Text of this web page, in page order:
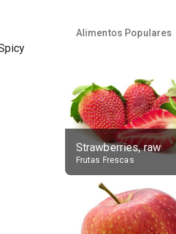
Alimentos Populares
Strawberries, raw
Frutas Frescas